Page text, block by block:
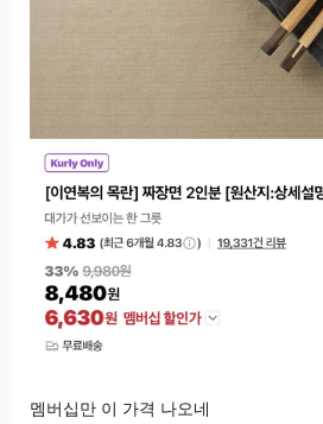
멤버십만 이 가격 나오네